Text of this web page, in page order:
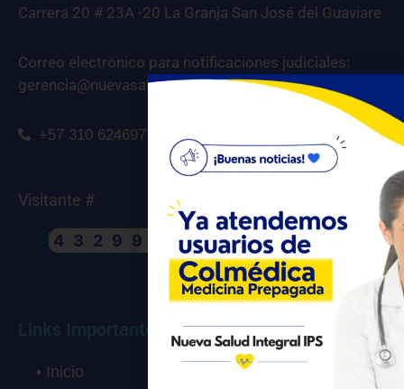
Carrera 20 # 23A -20 La Granja San José del Guaviare
Correo electrónico para notificaciones judiciales:
gerencia@nuevasaludips.com
+57 310 6246977
Visitante #
432995
• Inicio